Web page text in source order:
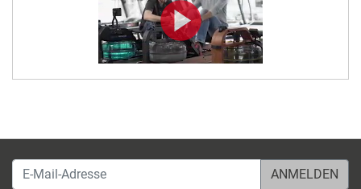
E-Mail-Adresse